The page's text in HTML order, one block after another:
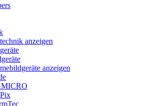
anzeigen
anzeigen